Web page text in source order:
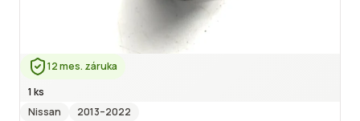
12 mes. záruka
1 ks
Nissan
2013–2022